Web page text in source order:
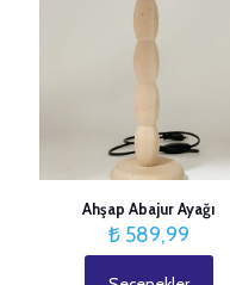
Ahşap Abajur Ayağı
₺589,99